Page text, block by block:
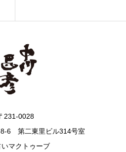
231-0028
6 第二東里ビル314号室
マクトゥーブ